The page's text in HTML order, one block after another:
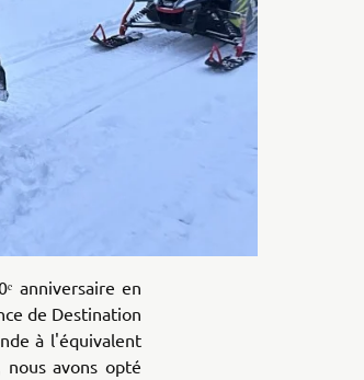
anniversaire en
de Destination
à l'équivalent
nous avons opté